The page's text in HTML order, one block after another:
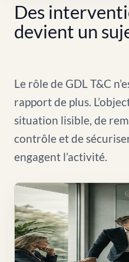
Des
devient un
Le rôle de GDL T&C
rapport de plus.
situation lisible, de
contrôle et de
engagent l’activité.